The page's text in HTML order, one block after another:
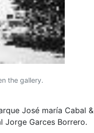
the gallery.
José maría Cabal &
Jorge Garces Borrero.